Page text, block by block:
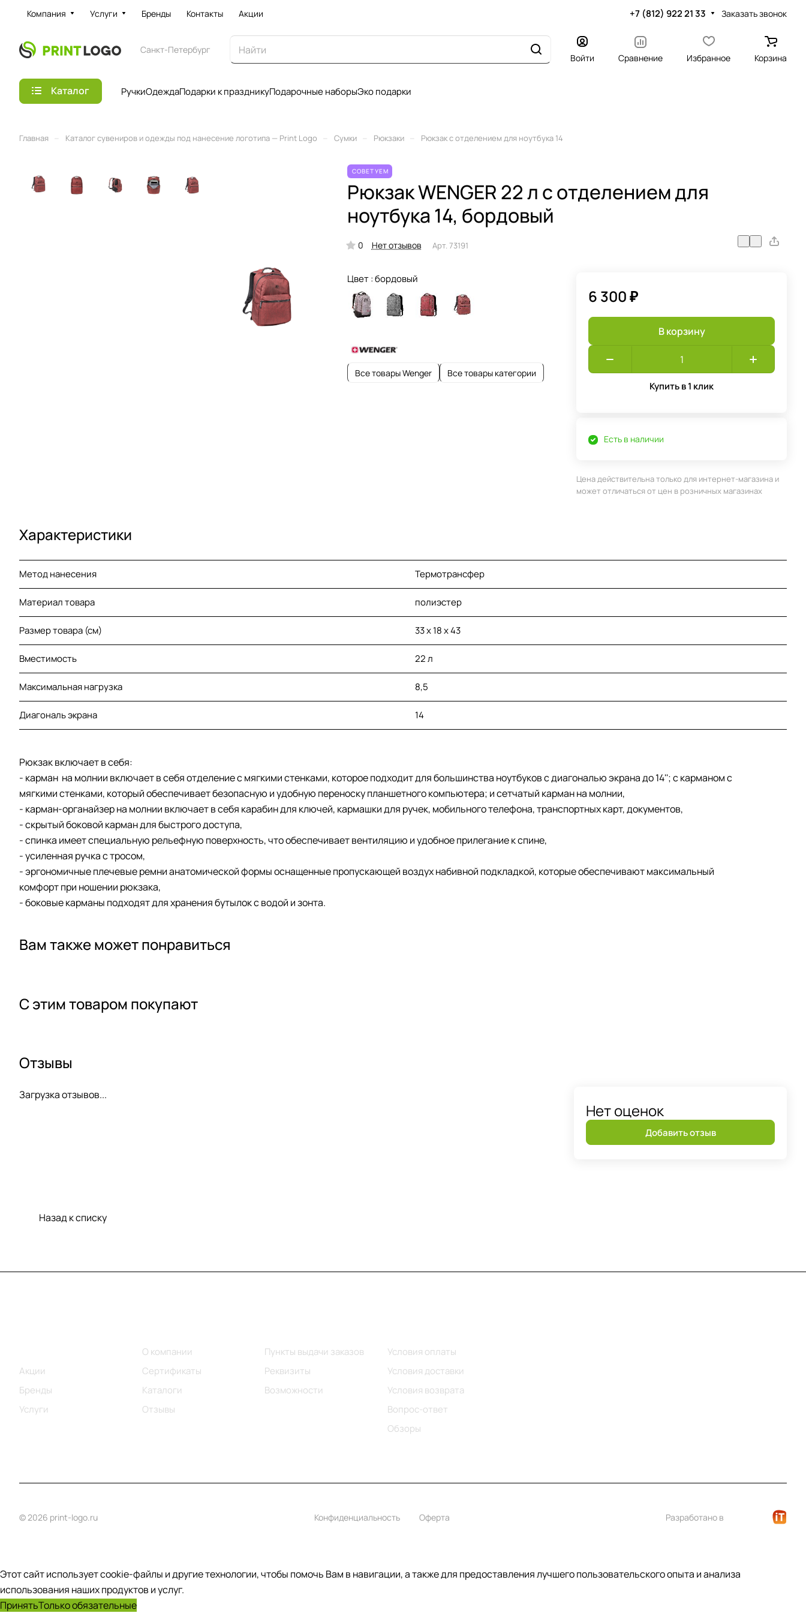
Компания Услуги Бренды Контакты Акции +7 (812) 922 21 33 Заказать звонок
Санкт-Петербург
Войти Сравнение Избранное Корзина
Каталог РучкиОдеждаПодарки к праздникуПодарочные наборыЭко подарки
Главная Каталог сувениров и одежды под нанесение логотипа — Print Logo Сумки Рюкзаки Рюкзак с отделением для ноутбука 14
СОВЕТУЕМ
Рюкзак WENGER 22 л с отделением для
ноутбука 14, бордовый
0 Нет отзывов Арт. 73191
Цвет :бордовый
Все товары Wenger Все товары категории
6 300 ₽
В корзину
Купить в 1 клик
Есть в наличии
Цена действительна только для интернет-магазина и
может отличаться от цен в розничных магазинах
Характеристики
Метод нанесения Термотрансфер
Материал товара полиэстер
Размер товара (см) 33 х 18 х 43
Вместимость 22 л
Максимальная нагрузка 8,5
Диагональ экрана 14
Рюкзак включает в себя:
- карман на молнии включает в себя отделение с мягкими стенками, которое подходит для большинства ноутбуков с диагональю экрана до 14''; с карманом с
мягкими стенками, который обеспечивает безопасную и удобную переноску планшетного компьютера; и сетчатый карман на молнии,
- карман-органайзер на молнии включает в себя карабин для ключей, кармашки для ручек, мобильного телефона, транспортных карт, документов,
- скрытый боковой карман для быстрого доступа,
- спинка имеет специальную рельефную поверхность, что обеспечивает вентиляцию и удобное прилегание к спине,
- усиленная ручка с тросом,
- эргономичные плечевые ремни анатомической формы оснащенные пропускающей воздух набивной подкладкой, которые обеспечивают максимальный
комфорт при ношении рюкзака,
- боковые карманы подходят для хранения бутылок с водой и зонта.
Вам также может понравиться
С этим товаром покупают
Отзывы
Загрузка отзывов...
Нет оценок
Добавить отзыв
Назад к списку
Акции
Бренды
Услуги
О компании
Сертификаты
Каталоги
Отзывы
Пункты выдачи заказов
Реквизиты
Возможности
Условия оплаты
Условия доставки
Условия возврата
Вопрос-ответ
Обзоры
© 2026 print-logo.ru Конфиденциальность Оферта Разработано в
Этот сайт использует cookie-файлы и другие технологии, чтобы помочь Вам в навигации, а также для предоставления лучшего пользовательского опыта и анализа
использования наших продуктов и услуг.
ПринятьТолько обязательные